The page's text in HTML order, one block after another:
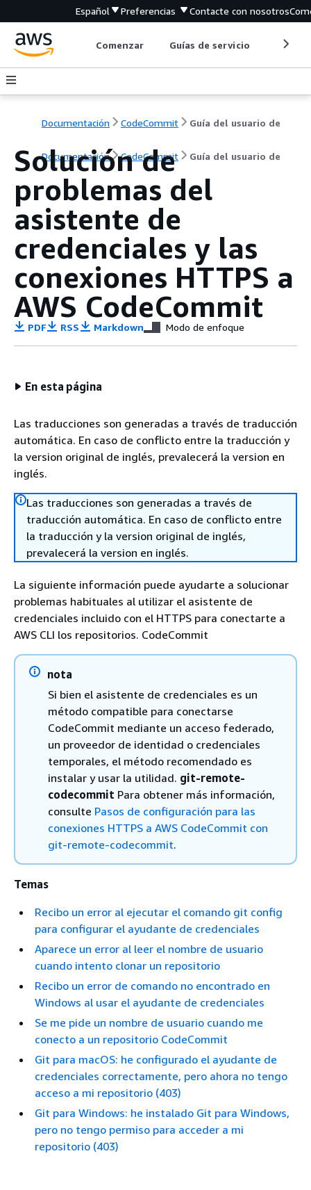
Español Preferencias Contacte con nosotros
Comenzar Guías de servicio
Documentación CodeCommit Guía del usuario de
Documentación CodeCommit Guía del usuario de
Solución de
problemas del
asistente de
credenciales y las
conexiones HTTPS a
AWS CodeCommit
PDF RSS Markdown Modo de enfoque
En esta página
Las traducciones son generadas a través de traducción
automática. En caso de conflicto entre la traducción y
la version original de inglés, prevalecerá la version en
inglés.
Las traducciones son generadas a través de
traducción automática. En caso de conflicto entre
la traducción y la version original de inglés,
prevalecerá la version en inglés.
La siguiente información puede ayudarte a solucionar
problemas habituales al utilizar el asistente de
credenciales incluido con el HTTPS para conectarte a
AWS CLI los repositorios. CodeCommit
nota
Si bien el asistente de credenciales es un
método compatible para conectarse
CodeCommit mediante un acceso federado,
un proveedor de identidad o credenciales
temporales, el método recomendado es
instalar y usar la utilidad. git-remote-
codecommit Para obtener más información,
consulte Pasos de configuración para las
conexiones HTTPS a AWS CodeCommit con
git-remote-codecommit.
Temas
Recibo un error al ejecutar el comando git config
para configurar el ayudante de credenciales
Aparece un error al leer el nombre de usuario
cuando intento clonar un repositorio
Recibo un error de comando no encontrado en
Windows al usar el ayudante de credenciales
Se me pide un nombre de usuario cuando me
conecto a un repositorio CodeCommit
Git para macOS: he configurado el ayudante de
credenciales correctamente, pero ahora no tengo
acceso a mi repositorio (403)
Git para Windows: he instalado Git para Windows,
pero no tengo permiso para acceder a mi
repositorio (403)